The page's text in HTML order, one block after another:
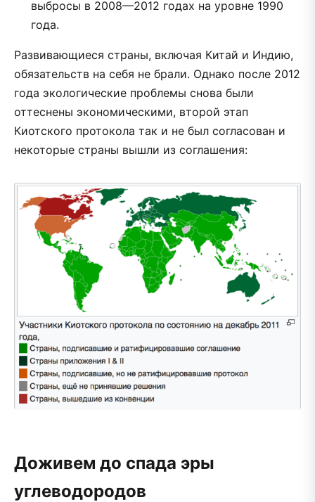
выбросы в 2008—2012 годах на уровне 1990
года.
Развивающиеся страны, включая Китай и Индию,
обязательств на себя не брали. Однако после 2012
года экологические проблемы снова были
оттеснены экономическими, второй этап
Киотского протокола так и не был согласован и
некоторые страны вышли из соглашения:
Доживем до спада эры
углеводородов